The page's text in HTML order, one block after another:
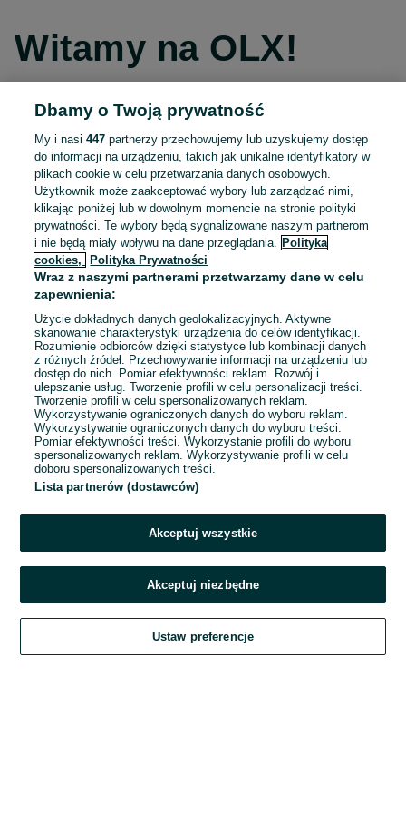
Witamy na OLX!
Kontynuuj przez Facebooka
Kontynuuj przez konto Apple
Kontynuuj przez konto Google
LUB
E-mail
Hasło
Zaloguj się
Kontynuując za pośrednictwem jednego z dostawców wskazanych powyżej,
OLX.pl w jego aktualnym brzmieniu.
Dbamy o Twoją prywatność
My i nasi447 partnerzy przechowujemy lub uzyskujemy dostęp
do informacji na urządzeniu, takich jak unikalne identyfikatory w
plikach cookie w celu przetwarzania danych osobowych.
Użytkownik może zaakceptować wybory lub zarządzać nimi,
klikając poniżej lub w dowolnym momencie na stronie polityki
prywatności. Te wybory będą sygnalizowane naszym partnerom
i nie będą miały wpływu na dane przeglądania.
Polityka
cookies,
Polityka Prywatności
Wraz z naszymi partnerami przetwarzamy dane w celu
zapewnienia:
Użycie dokładnych danych geolokalizacyjnych. Aktywne
skanowanie charakterystyki urządzenia do celów identyfikacji.
Rozumienie odbiorców dzięki statystyce lub kombinacji danych
z różnych źródeł. Przechowywanie informacji na urządzeniu lub
dostęp do nich. Pomiar efektywności reklam. Rozwój i
ulepszanie usług. Tworzenie profili w celu personalizacji treści.
Tworzenie profili w celu spersonalizowanych reklam.
Wykorzystywanie ograniczonych danych do wyboru reklam.
Wykorzystywanie ograniczonych danych do wyboru treści.
Pomiar efektywności treści. Wykorzystanie profili do wyboru
spersonalizowanych reklam. Wykorzystywanie profili w celu
doboru spersonalizowanych treści.
Lista partnerów (dostawców)
Akceptuj wszystkie
Akceptuj niezbędne
Ustaw preferencje